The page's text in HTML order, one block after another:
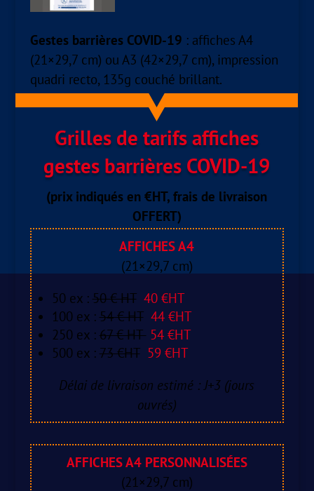
Gestes barrières COVID-19 : affiches A4
(21×29,7 cm) ou A3 (42×29,7 cm), impression
quadri recto, 135g couché brillant.
Grilles de tarifs affiches
gestes barrières COVID-19
(prix indiqués en €HT, frais de livraison
OFFERT)
AFFICHES A4
(21×29,7 cm)
50 ex : 50 € HT 40 €HT
100 ex : 54 € HT 44 €HT
250 ex : 67 € HT 54 €HT
500 ex : 73 €HT 59 €HT
Délai de livraison estimé : J+3 (jours
ouvrés)
AFFICHES A4 PERSONNALISÉES
(21×29,7 cm)